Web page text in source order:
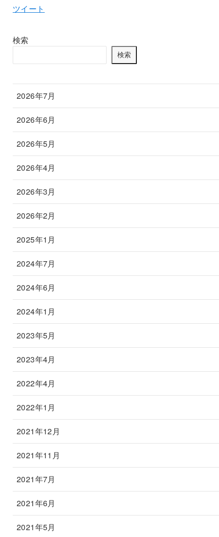
ツイート
検索
検索
2026年7月
2026年6月
2026年5月
2026年4月
2026年3月
2026年2月
2025年1月
2024年7月
2024年6月
2024年1月
2023年5月
2023年4月
2022年4月
2022年1月
2021年12月
2021年11月
2021年7月
2021年6月
2021年5月